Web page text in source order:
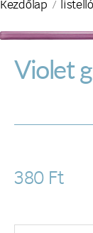
Kezdőlap / listelló
Violet
380 Ft